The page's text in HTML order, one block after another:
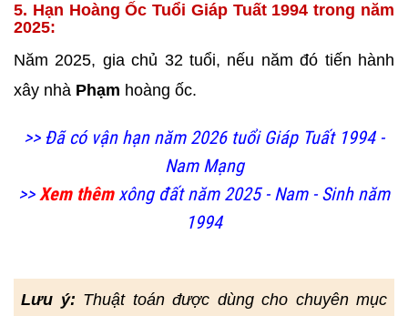
5. Hạn Hoàng Ốc Tuổi Giáp Tuất 1994 trong năm
2025:
Năm 2025, gia chủ 32 tuổi, nếu năm đó tiến hành
xây nhà Phạm hoàng ốc.
>> Đã có vận hạn năm 2026 tuổi Giáp Tuất 1994 -
Nam Mạng
>>Xem thêmxông đất năm 2025 - Nam - Sinh năm
1994
Lưu ý: Thuật toán được dùng cho chuyên mục